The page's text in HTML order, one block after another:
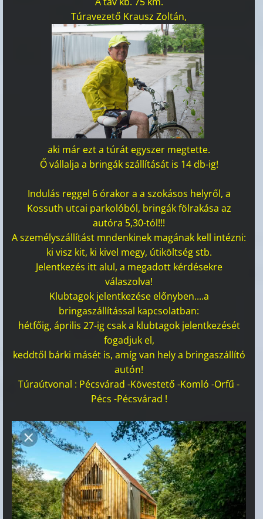
Túravezető Krausz Zoltán,
aki már ezt a túrát egyszer megtette.
Ő vállalja a bringák szállítását is 14 db-ig!
Indulás reggel 6 órakor a a szokásos helyről, a
Kossuth utcai parkolóból, bringák fölrakása az
autóra 5,30-tól!!!
A személyszállítást mndenkinek magának kell intézni:
ki visz kit, ki kivel megy, útiköltség stb.
Jelentkezés itt alul, a megadott kérdésekre
válaszolva!
Klubtagok jelentkezése előnyben....a
bringaszállítással kapcsolatban:
hétfőig, április 27-ig csak a klubtagok jelentkezését
fogadjuk el,
keddtől bárki másét is, amíg van hely a bringaszállító
autón!
Túraútvonal : Pécsvárad -Kövestető -Komló -Orfű -
Pécs -Pécsvárad !